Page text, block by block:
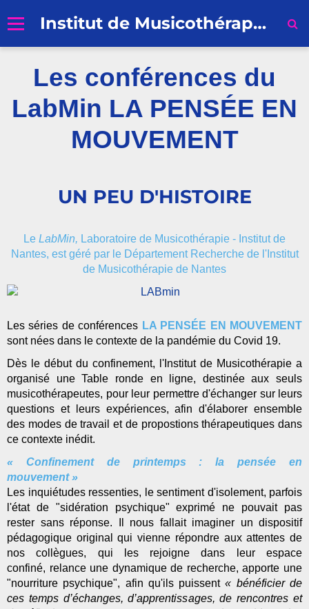
Institut de Musicothérapie de Nantes
Formation professionnelle
Recherche
Profession Musicothérapeute
Qui sommes-nous ?
Contacts
Les conférences du
LabMin LA PENSÉE EN
MOUVEMENT
UN PEU D'HISTOIRE
Le LabMin, Laboratoire de Musicothérapie - Institut de
Nantes, est géré par le Département Recherche de l'Institut
de Musicothérapie de Nantes
Les séries de conférences LA PENSÉE EN MOUVEMENT
sont nées dans le contexte de la pandémie du Covid 19.
Dès le début du confinement, l'Institut de Musicothérapie a
organisé une Table ronde en ligne, destinée aux seuls
musicothérapeutes, pour leur permettre d'échanger sur leurs
questions et leurs expériences, afin d'élaborer ensemble
des modes de travail et de propostions thérapeutiques dans
ce contexte inédit.
« Confinement de printemps : la pensée en
mouvement »
Les inquiétudes ressenties, le sentiment d'isolement, parfois
l'état de "sidération psychique" exprimé ne pouvait pas
rester sans réponse. Il nous fallait imaginer un dispositif
pédagogique original qui vienne répondre aux attentes de
nos collègues, qui les rejoigne dans leur espace
confiné, relance une dynamique de recherche, apporte une
"nourriture psychique", afin qu'ils puissent« bénéficier de
ces temps d’échanges, d’apprentissages, de rencontres et